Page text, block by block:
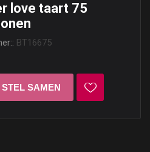
love taart 75
BT16675